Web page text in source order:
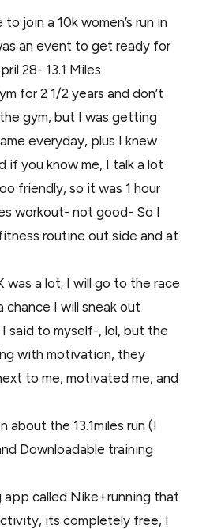
join a 10k women’s run in
an event to get ready for
28- 13.1 Miles
for 2 1/2 years and don’t
gym, but I was getting
everyday, plus I knew
if you know me, I talk a lot
friendly, so it was 1 hour
workout- not good- So I
routine out side and at
a lot; I will go to the race
chance I will sneak out
said to myself-, lol, but the
with motivation, they
to me, motivated me, and
about the 13.1miles run (I
Downloadable training
app called Nike+running that
its completely free, I